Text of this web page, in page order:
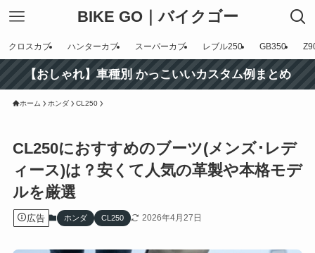
BIKE GO｜バイクゴー
クロスカブ ハンターカブ スーパーカブ レブル250 GB350
【おしゃれ】車種別 かっこいいカスタム例まとめ
ホーム ホンダ CL250
CL250におすすめのブーツ(メンズ･レデ
ィース)は？安くて人気の革製や本格モデ
ルを厳選
広告 ホンダ CL250 2026年4月27日